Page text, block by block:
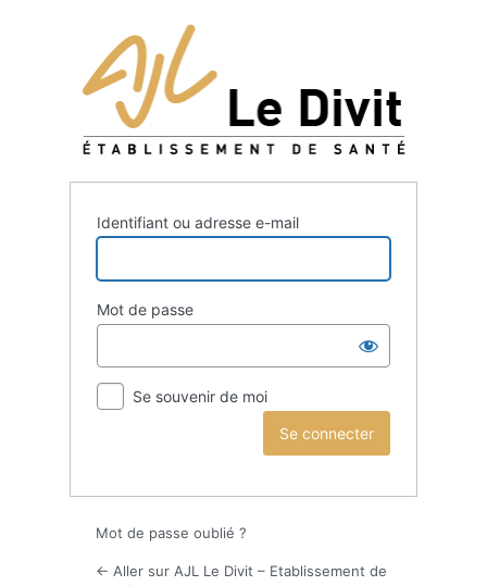
Identifiant ou adresse e-mail
Mot de passe
Se souvenir de moi
Mot de passe oublié ?
← Aller sur AJL Le Divit – Etablissement de